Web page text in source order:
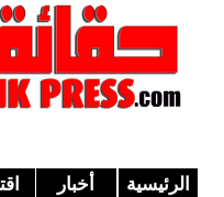
الرئيسية أخبار